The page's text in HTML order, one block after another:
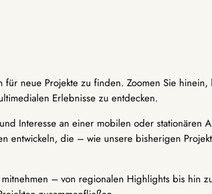
neue Projekte zu finden. Zoomen Sie
Erlebnisse zu entdecken.
Interesse an einer mobilen oder stationären
entwickeln, die – wie unsere bisherigen
– von regionalen Highlights bis hin